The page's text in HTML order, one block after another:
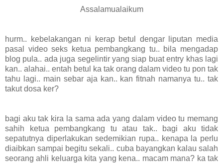
Assalamualaikum
hurm.. kebelakangan ni kerap betul dengar liputan media
pasal video seks ketua pembangkang tu.. bila mengadap
blog pula.. ada juga segelintir yang siap buat entry khas lagi
kan.. alahai.. entah betul ka tak orang dalam video tu pon tak
tahu lagi.. main sebar aja kan.. kan fitnah namanya tu.. tak
takut dosa ker?
bagi aku tak kira la sama ada yang dalam video tu memang
sahih ketua pembangkang tu atau tak.. bagi aku tidak
sepatutnya diperlakukan sedemikian rupa.. kenapa la perlu
diaibkan sampai begitu sekali.. cuba bayangkan kalau salah
seorang ahli keluarga kita yang kena.. macam mana? ka tak